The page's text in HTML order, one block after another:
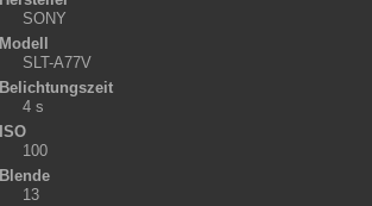
SONY
Modell
SLT-A77V
Belichtungszeit
4 s
ISO
100
Blende
13